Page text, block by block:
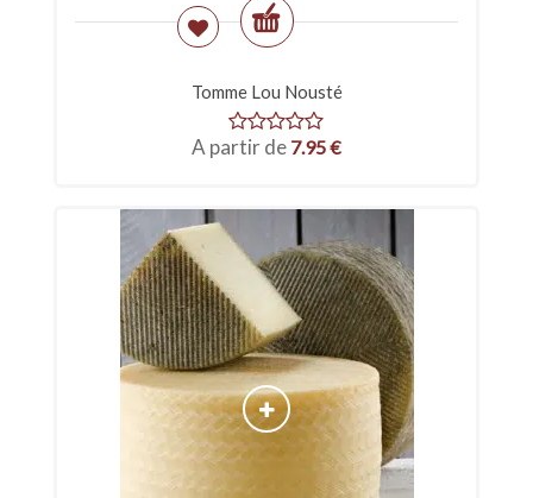
Tomme Lou Nousté
A partir de 7.95€